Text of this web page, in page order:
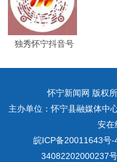
独秀怀宁抖音号
怀宁新闻网 版权
主办单位：怀宁县融媒体中
安在
皖ICP备20011643号-
34082202000237